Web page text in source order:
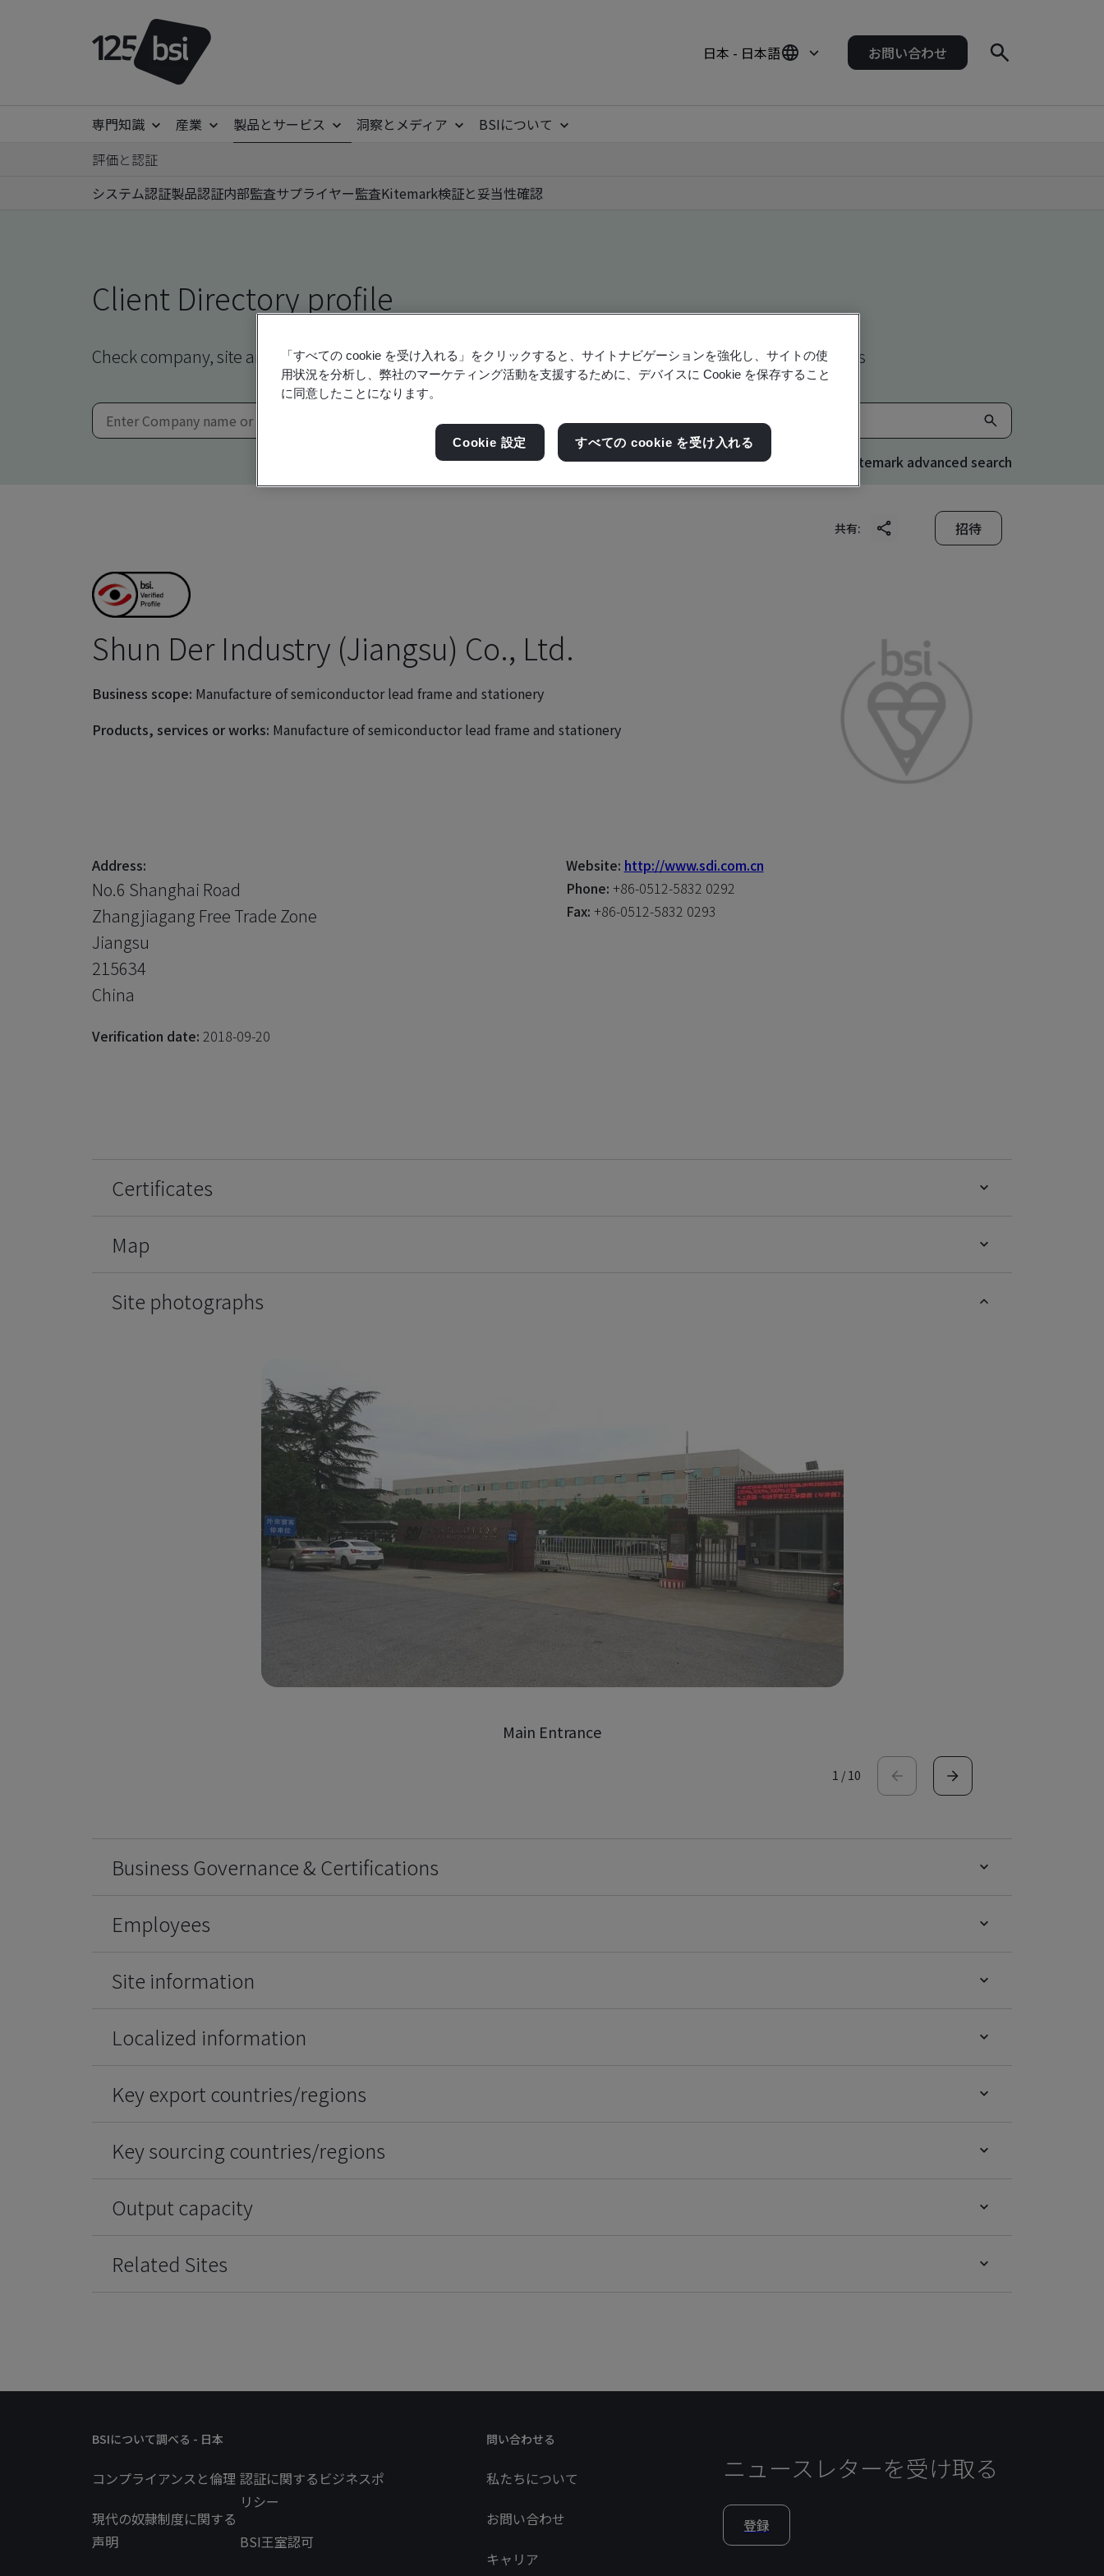
日本 - 日本語 お問い合わせ
専門知識 産業 製品とサービス 洞察とメディア
BSIについて
評価と認証
システム認証製品認証内部監査サプライヤー監査Kitemark検証と妥当性確認
Client Directory profile
Check company, site and product certificates - Validation and Verification, Japanese and global companies
Kitemark advanced search
共有: 招待
Shun Der Industry (Jiangsu) Co., Ltd.
Business scope: Manufacture of semiconductor lead frame and stationery
Products, services or works: Manufacture of semiconductor lead frame and stationery
Address:
No.6 Shanghai Road
Zhangjiagang Free Trade Zone
Jiangsu
215634
China
Verification date: 2018-09-20
Website: http://www.sdi.com.cn
Phone: +86-0512-5832 0292
Fax: +86-0512-5832 0293
Certificates
Map
Site photographs
Main Entrance
1 / 10
Business Governance & Certifications
Employees
Site information
Localized information
Key export countries/regions
Key sourcing countries/regions
Output capacity
Related Sites
BSIについて調べる - 日本
コンプライアンスと倫理
現代の奴隷制度に関する
声明
認証に関するビジネスポ
リシー
BSI王室認可
問い合わせる
私たちについて
お問い合わせ
キャリア
ニュースレターを受け取る
登録
「すべての cookie を受け入れる」をクリックすると、サイトナビゲーションを強化し、サイトの使
用状況を分析し、弊社のマーケティング活動を支援するために、デバイスに Cookie を保存すること
に同意したことになります。
Cookie 設定 すべての cookie を受け入れる